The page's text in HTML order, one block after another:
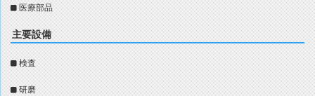
医療部品
主要設備
検査
研磨